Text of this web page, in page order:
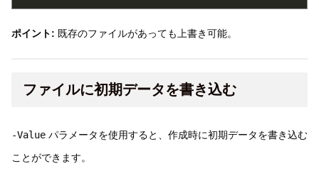
ポイント: 既存のファイルがあっても上書き可能。
ファイルに初期データを書き込む
-Value パラメータを使用すると、作成時に初期データを書き込む
ことができます。